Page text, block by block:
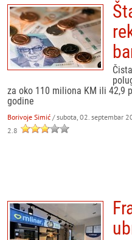
za oko 110 miliona KM ili 42,9
godine
Borivoje Simić / subota, 02. septembar
2.8